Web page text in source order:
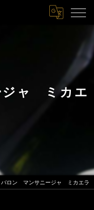
ャ ミカエ
バロン マンサニージャ ミカエラ